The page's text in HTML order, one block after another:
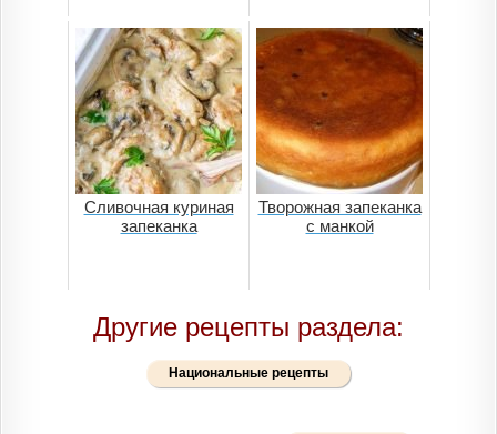
Сливочная куриная
запеканка
Творожная запеканка
с манкой
Другие рецепты раздела:
Национальные рецепты